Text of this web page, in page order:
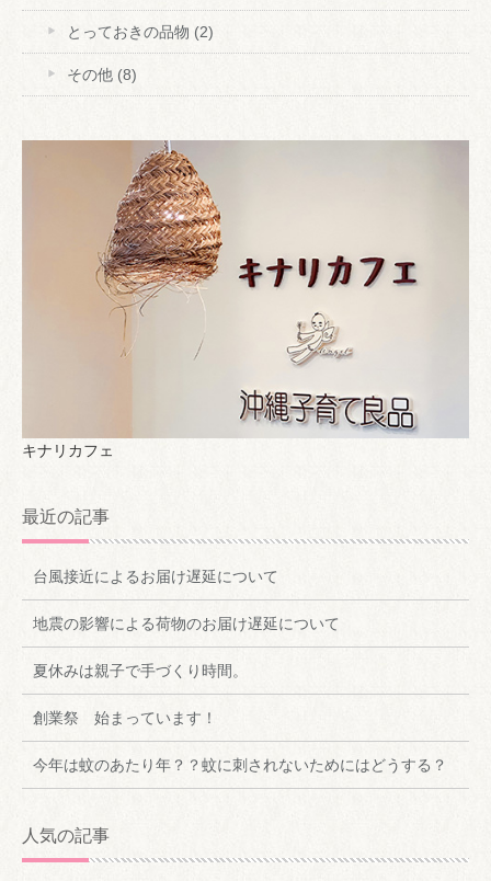
とっておきの品物 (2)
その他 (8)
キナリカフェ
最近の記事
台風接近によるお届け遅延について
地震の影響による荷物のお届け遅延について
夏休みは親子で手づくり時間。
創業祭 始まっています！
今年は蚊のあたり年？？蚊に刺されないためにはどうする？
人気の記事